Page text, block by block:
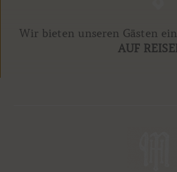
Wir bieten unseren Gästen
AUF